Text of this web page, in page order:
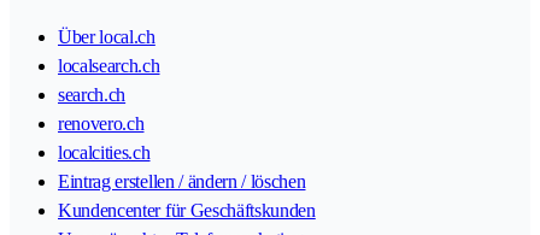
Über local.ch
localsearch.ch
search.ch
renovero.ch
localcities.ch
Eintrag erstellen / ändern / löschen
Kundencenter für Geschäftskunden